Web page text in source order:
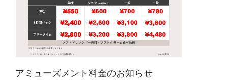
アミューズメント料金のお知らせ